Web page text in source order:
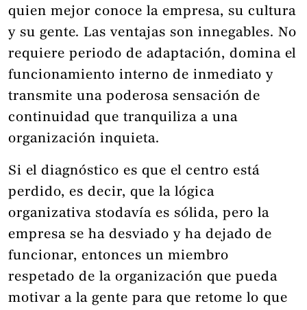
quien mejor conoce la empresa, su cultura
y su gente. Las ventajas son innegables. No
requiere periodo de adaptación, domina el
funcionamiento interno de inmediato y
transmite una poderosa sensación de
continuidad que tranquiliza a una
organización inquieta.
Si el diagnóstico es que el centro está
perdido, es decir, que la lógica
organizativa stodavía es sólida, pero la
empresa se ha desviado y ha dejado de
funcionar, entonces un miembro
respetado de la organización que pueda
motivar a la gente para que retome lo que